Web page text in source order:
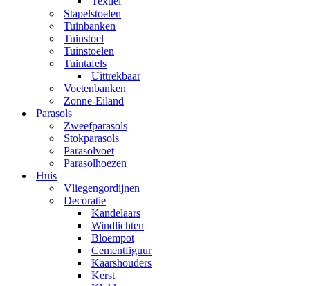
Stapelstoelen
Tuinbanken
Tuinstoel
Tuinstoelen
Tuintafels
Uittrekbaar
Voetenbanken
Zonne-Eiland
Parasols
Zweefparasols
Stokparasols
Parasolvoet
Parasolhoezen
Huis
Vliegengordijnen
Decoratie
Kandelaars
Windlichten
Bloempot
Cementfiguur
Kaarshouders
Kerst